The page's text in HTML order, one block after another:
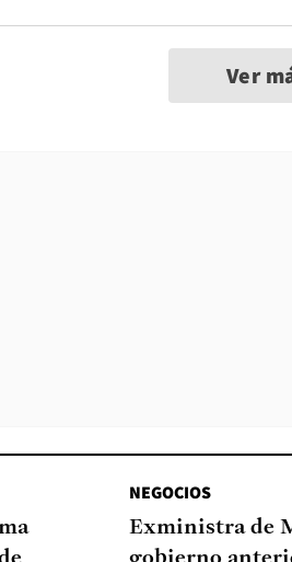
Ver
NEGOCIOS
Exministra de